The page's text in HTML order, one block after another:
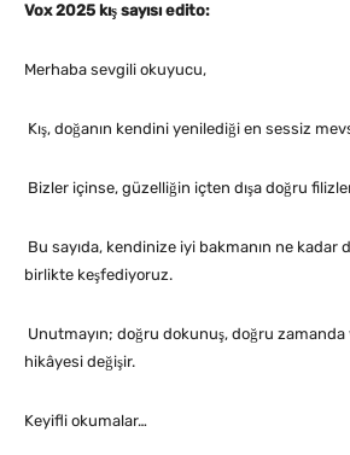
Vox 2025 kış sayısı edito:
Merhaba sevgili okuyucu,
Kış, doğanın kendini yenilediği en sessiz
Bizler içinse, güzelliğin içten dışa doğru
Bu sayıda, kendinize iyi bakmanın ne
birlikte keşfediyoruz.
Unutmayın; doğru dokunuş, doğru zamanda
hikâyesi değişir.
Keyifli okumalar…